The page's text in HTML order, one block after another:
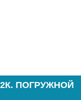
ПОГРУЖНОЙ